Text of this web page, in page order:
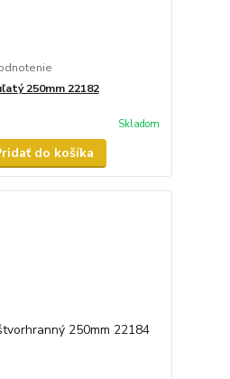
250mm 22182
Skladom
do košíka